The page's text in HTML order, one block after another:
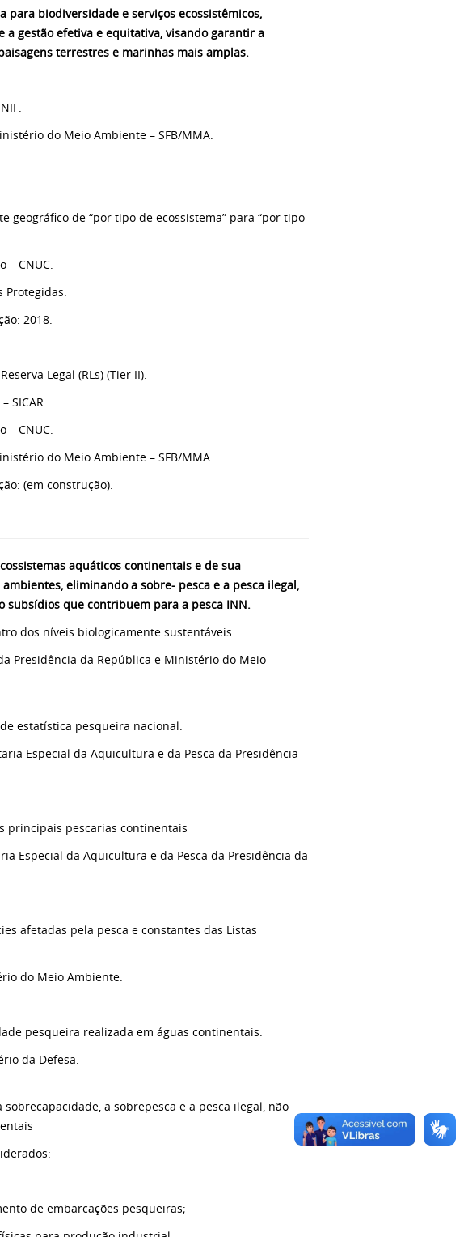
biodiversidade e serviços ecossistêmicos,
a gestão efetiva e equitativa, visando garantir a
terrestres e marinhas mais amplas.
do Meio Ambiente – SFB/MMA.
de “por tipo de ecossistema” para “por tipo
– CNUC.
Protegidas.
2018.
Legal (RLs) (Tier II).
SICAR.
– CNUC.
do Meio Ambiente – SFB/MMA.
(em construção).
aquáticos continentais e de sua
eliminando a sobre- pesca e a pesca ilegal,
subsídios que contribuem para a pesca INN.
dos níveis biologicamente sustentáveis.
Presidência da República e Ministério do Meio
estatística pesqueira nacional.
Especial da Aquicultura e da Pesca da Presidência
principais pescarias continentais
Especial da Aquicultura e da Pesca da Presidência da
afetadas pela pesca e constantes das Listas
do Meio Ambiente.
pesqueira realizada em águas continentais.
da Defesa.
a sobrepesca e a pesca ilegal, não
de embarcações pesqueiras;